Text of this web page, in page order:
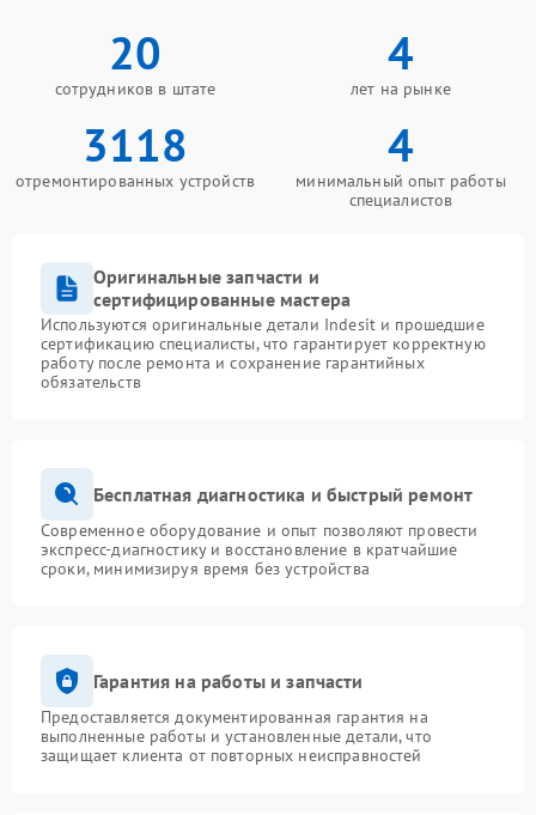
20
сотрудников в штате
4
лет на рынке
3118
отремонтированных устройств
4
минимальный опыт работы
специалистов
Оригинальные запчасти и
сертифицированные мастера
Используются оригинальные детали Indesit и прошедшие
сертификацию специалисты, что гарантирует корректную
работу после ремонта и сохранение гарантийных
обязательств
Бесплатная диагностика и быстрый ремонт
Современное оборудование и опыт позволяют провести
экспресс-диагностику и восстановление в кратчайшие
сроки, минимизируя время без устройства
Гарантия на работы и запчасти
Предоставляется документированная гарантия на
выполненные работы и установленные детали, что
защищает клиента от повторных неисправностей